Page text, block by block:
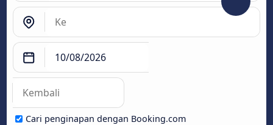
Cari penginapan dengan Booking.com